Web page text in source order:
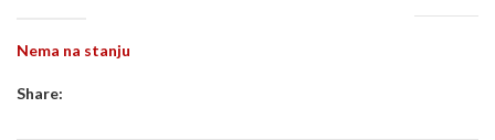
Nema na stanju
Share: